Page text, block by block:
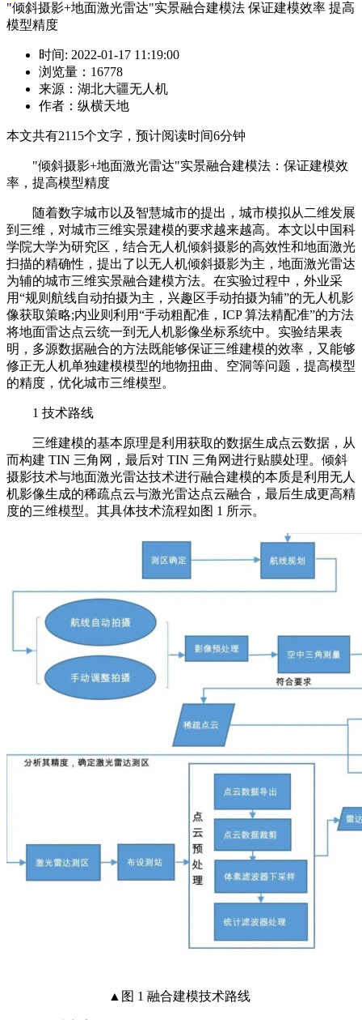
"倾斜摄影+地面激光雷达"实景融合建模法 保证建模效率 提高
模型精度
时间: 2022-01-17 11:19:00
浏览量：16778
来源：湖北大疆无人机
作者：纵横天地
本文共有2115个文字，预计阅读时间6分钟
"倾斜摄影+地面激光雷达"实景融合建模法：保证建模效
率，提高模型精度
随着数字城市以及智慧城市的提出，城市模拟从二维发展
到三维，对城市三维实景建模的要求越来越高。本文以中国科
学院大学为研究区，结合无人机倾斜摄影的高效性和地面激光
扫描的精确性，提出了以无人机倾斜摄影为主，地面激光雷达
为辅的城市三维实景融合建模方法。在实验过程中，外业采
用“规则航线自动拍摄为主，兴趣区手动拍摄为辅”的无人机影
像获取策略;内业则利用“手动粗配准，ICP 算法精配准”的方法
将地面雷达点云统一到无人机影像坐标系统中。实验结果表
明，多源数据融合的方法既能够保证三维建模的效率，又能够
修正无人机单独建模模型的地物扭曲、空洞等问题，提高模型
的精度，优化城市三维模型。
1 技术路线
三维建模的基本原理是利用获取的数据生成点云数据，从
而构建 TIN 三角网，最后对 TIN 三角网进行贴膜处理。倾斜
摄影技术与地面激光雷达技术进行融合建模的本质是利用无人
机影像生成的稀疏点云与激光雷达点云融合，最后生成更高精
度的三维模型。其具体技术流程如图 1 所示。
▲图 1 融合建模技术路线